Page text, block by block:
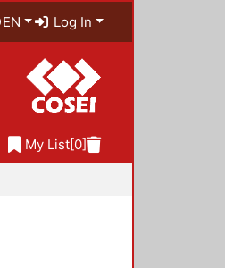
EN Log In
My List[0]